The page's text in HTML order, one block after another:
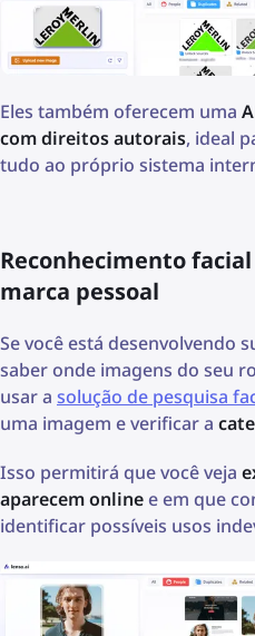
Eles também oferecem uma
com direitos autorais, ideal
tudo ao próprio sistema
Reconhecimento
marca pessoal
Se você está desenvolvendo
saber onde imagens do seu
usar a solução de pesquisa
uma imagem e verificar a
Isso permitirá que você veja
aparecem onlinee em que
identificar possíveis usos